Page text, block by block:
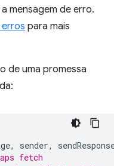
mensagem de erro.
para mais
de uma promessa
, sender,
fetch